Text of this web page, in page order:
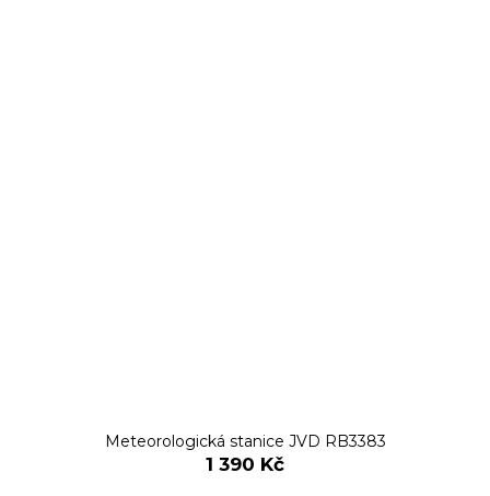
Meteorologická stanice JVD RB3383
1 390 Kč